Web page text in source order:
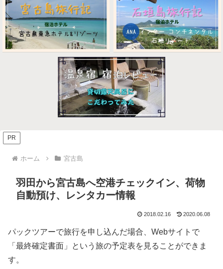
PR
ホーム 宮古島
羽田から宮古島へ空港チェックイン、荷物
自動預け、レンタカー情報
2018.02.16 2020.06.08
パックツアーで旅行を申し込んだ場合、Webサイトで
「最終確定書面」という旅の予定表を見ることができま
す。